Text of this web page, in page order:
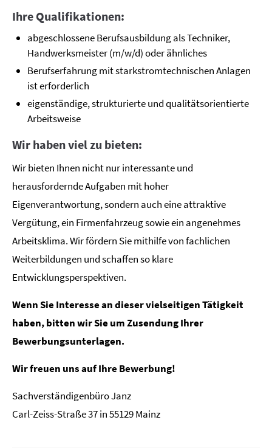
Ihre Qualifikationen:
abgeschlossene Berufsausbildung als Techniker,
Handwerksmeister (m/w/d) oder ähnliches
Berufserfahrung mit starkstromtechnischen Anlagen
ist erforderlich
eigenständige, strukturierte und qualitätsorientierte
Arbeitsweise
Wir haben viel zu bieten:
Wir bieten Ihnen nicht nur interessante und
herausfordernde Aufgaben mit hoher
Eigenverantwortung, sondern auch eine attraktive
Vergütung, ein Firmenfahrzeug sowie ein angenehmes
Arbeitsklima. Wir fördern Sie mithilfe von fachlichen
Weiterbildungen und schaffen so klare
Entwicklungsperspektiven.
Wenn Sie Interesse an dieser vielseitigen Tätigkeit
haben, bitten wir Sie um Zusendung Ihrer
Bewerbungsunterlagen.
Wir freuen uns auf Ihre Bewerbung!
Sachverständigenbüro Janz
Carl-Zeiss-Straße 37 in 55129 Mainz